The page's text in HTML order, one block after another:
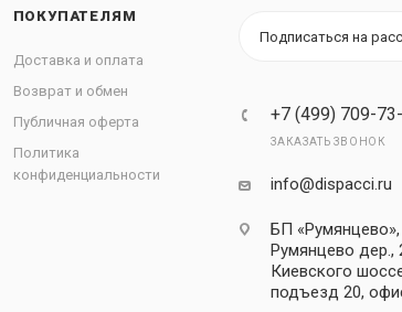
ПОКУПАТЕЛЯМ
Доставка и оплата
Возврат и обмен
Публичная оферта
Политика
конфиденциальности
Подписаться на
+7 (499) 709-
ЗАКАЗАТЬ ЗВОНОК
info@dispacci.ru
БП
Румянцево дер.,
Киевского
подъезд 20,